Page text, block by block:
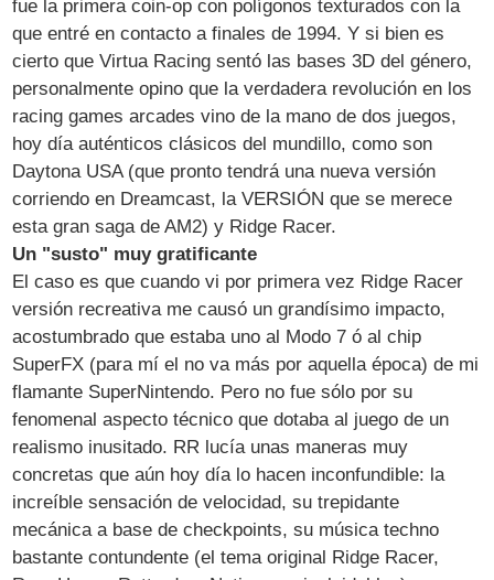
fue la primera coin-op con polígonos texturados con la
que entré en contacto a finales de 1994. Y si bien es
cierto que Virtua Racing sentó las bases 3D del género,
personalmente opino que la verdadera revolución en los
racing games arcades vino de la mano de dos juegos,
hoy día auténticos clásicos del mundillo, como son
Daytona USA (que pronto tendrá una nueva versión
corriendo en Dreamcast, la VERSIÓN que se merece
esta gran saga de AM2) y Ridge Racer.
Un "susto" muy gratificante
El caso es que cuando vi por primera vez Ridge Racer
versión recreativa me causó un grandísimo impacto,
acostumbrado que estaba uno al Modo 7 ó al chip
SuperFX (para mí el no va más por aquella época) de mi
flamante SuperNintendo. Pero no fue sólo por su
fenomenal aspecto técnico que dotaba al juego de un
realismo inusitado. RR lucía unas maneras muy
concretas que aún hoy día lo hacen inconfundible: la
increíble sensación de velocidad, su trepidante
mecánica a base de checkpoints, su música techno
bastante contundente (el tema original Ridge Racer,